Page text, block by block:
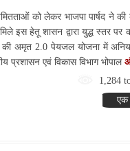
को लेकर भाजपा पार्षद ने की
इस हेतू शासन द्वारा युद्ध स्तर पर
की अमृत 2.0 पेयजल योजना में
प्रशासन एवं विकास विभाग भोपाल
1,284
एक